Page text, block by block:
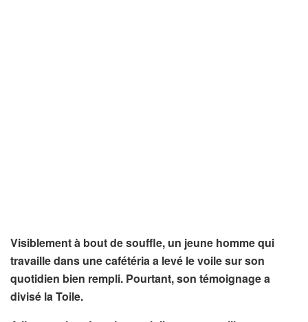
Visiblement à bout de souffle, un jeune homme qui
travaille dans une cafétéria a levé le voile sur son
quotidien bien rempli. Pourtant, son témoignage a
divisé la Toile.